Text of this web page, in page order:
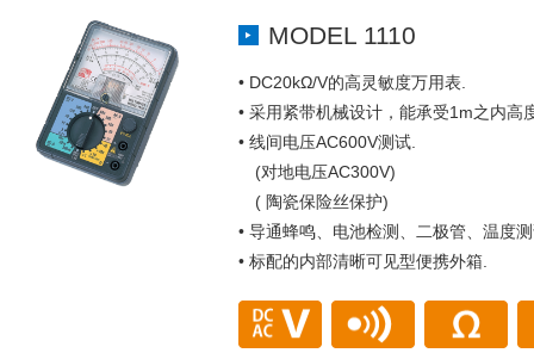
MODEL 1110
• DC20kΩ/V的高灵敏度万用表.
• 采用紧带机械设计，能承受1m之内高
• 线间电压AC600V测试.
(对地电压AC300V)
( 陶瓷保险丝保护)
• 导通蜂鸣、电池检测、二极管、温度
• 标配的内部清晰可见型便携外箱.